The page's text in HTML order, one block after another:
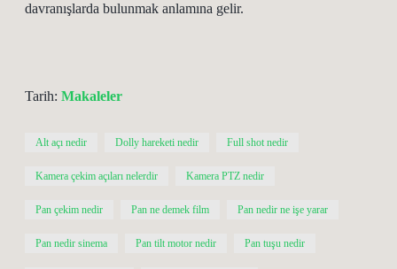
davranışlarda bulunmak anlamına gelir.
Tarih: Makaleler
Alt açı nedir Dolly hareketi nedir Full shot nedir
Kamera çekim açıları nelerdir Kamera PTZ nedir
Pan çekim nedir Pan ne demek film Pan nedir ne işe yarar
Pan nedir sinema Pan tilt motor nedir Pan tuşu nedir